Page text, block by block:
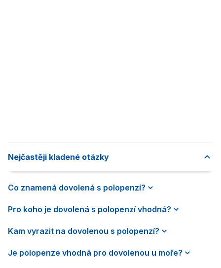
Nejčastěji kladené otázky
Co znamená dovolená s polopenzí?
Pro koho je dovolená s polopenzí vhodná?
Kam vyrazit na dovolenou s polopenzí?
Je polopenze vhodná pro dovolenou u moře?